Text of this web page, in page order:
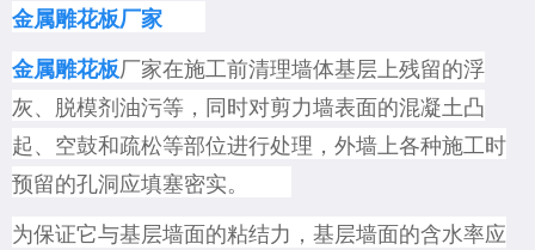
金属雕花板厂家
金属雕花板厂家在施工前清理墙体基层上残留的浮
灰、脱模剂油污等，同时对剪力墙表面的混凝土凸
起、空鼓和疏松等部位进行处理，外墙上各种施工时
预留的孔洞应填塞密实。
为保证它与基层墙面的粘结力，基层墙面的含水率应